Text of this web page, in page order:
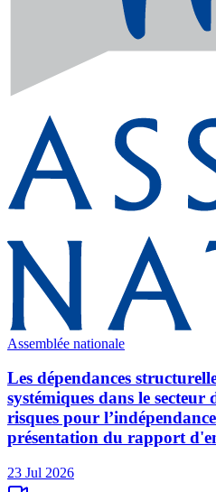
Assemblée nationale
Les dépendances
systémiques dans le secteur
risques pour
présentation du rapport
23 Jul 2026